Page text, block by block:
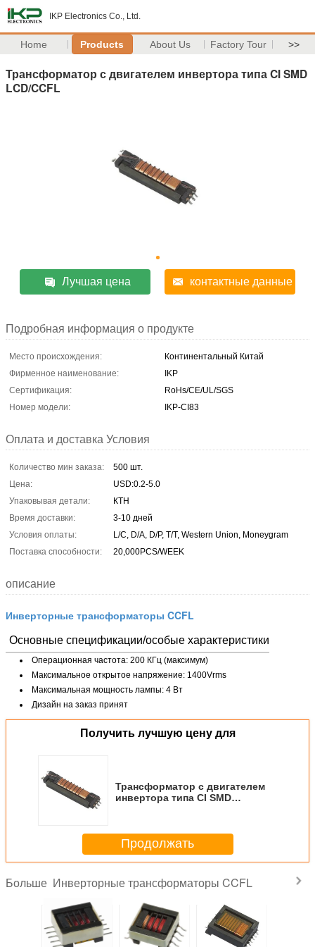
IKP Electronics Co., Ltd.
Home Products About Us Factory Tour >>
Трансформатор с двигателем инвертора типа CI SMD
LCD/CCFL
Лучшая цена контактные данные
Подробная информация о продукте
Место происхождения:
Континентальный Китай
Фирменное наименование:
IKP
Сертификация:
RoHs/CE/UL/SGS
Номер модели:
IKP-CI83
Оплата и доставка Условия
Количество мин заказа:
500 шт.
Цена:
USD:0.2-5.0
Упаковывая детали:
КТН
Время доставки:
3-10 дней
Условия оплаты:
L/C, D/A, D/P, T/T, Western Union, Moneygram
Поставка способности:
20,000PCS/WEEK
описание
Инверторные трансформаторы CCFL
Основные спецификации/особые характеристики
Операционная частота: 200 КГц (максимум)
Максимальное открытое напряжение: 1400Vrms
Максимальная мощность лампы: 4 Вт
Дизайн на заказ принят
Получить лучшую цену для
Трансформатор с двигателем
инвертора типа CI SMD
Продолжать
Больше Инверторные трансформаторы CCFL